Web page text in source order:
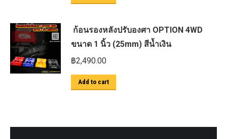
ก้อนรองหลังปรับองศา OPTION 4WD
ขนาด 1 นิ้ว (25mm) สีน้ำเงิน
฿2,490.00
Add to cart